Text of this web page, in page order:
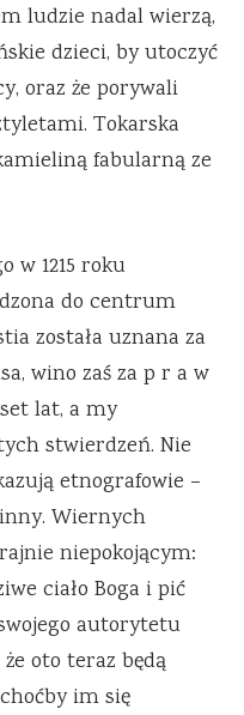
ludzie nadal wierzą,
dzieci, by utoczyć
oraz że porywali
Tokarska
fabularną ze
w 1215 roku
do centrum
została uznana za
wino zaś za p r a w
lat, a my
stwierdzeń. Nie
etnografowie –
Wiernych
niepokojącym:
ciało Boga i pić
autorytetu
oto teraz będą
im się